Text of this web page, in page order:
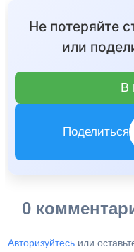
Не потеряйте
или
В
Поделиться
0
Авторизуйтесь или